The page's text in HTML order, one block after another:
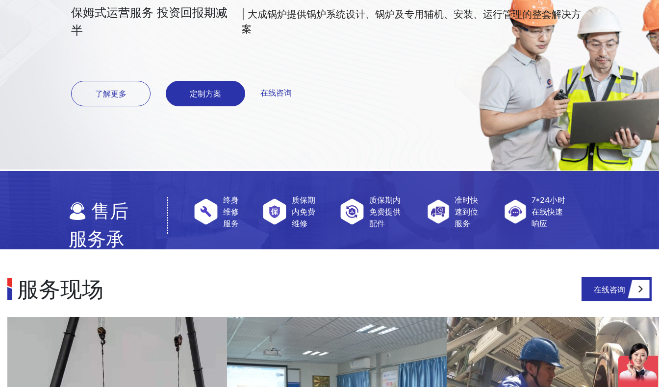
保姆式运营服务 投资回报期减
半
| 大成锅炉提供锅炉系统设计、锅炉及专用辅机、安装、运行管理的整套解决方
案
了解更多 定制方案 在线咨询
售后
服务承
终身
维修
服务
质保期
内免费
维修
质保期内
免费提供
配件
准时快
速到位
服务
7*24小时
在线快速
响应
服务现场 在线咨询